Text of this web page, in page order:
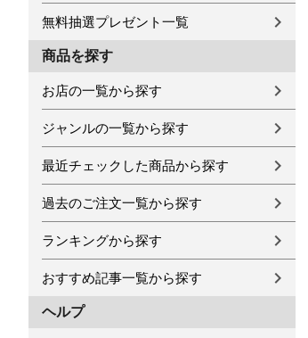
無料抽選プレゼント一覧
商品を探す
お店の一覧から探す
ジャンルの一覧から探す
最近チェックした商品から探す
過去のご注文一覧から探す
ランキングから探す
おすすめ記事一覧から探す
ヘルプ